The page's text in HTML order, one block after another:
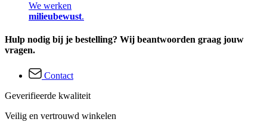
We werken
milieubewust.
Hulp nodig bij je bestelling? Wij beantwoorden graag jouw
vragen.
Contact
Geverifieerde kwaliteit
Veilig en vertrouwd winkelen